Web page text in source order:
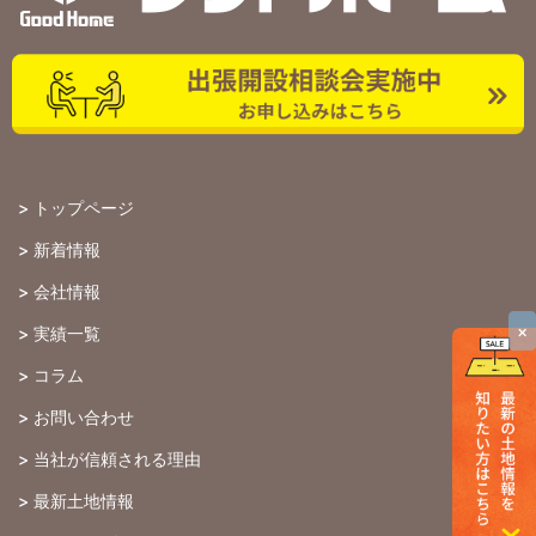
> トップページ
> 新着情報
> 会社情報
> 実績一覧
> コラム
> お問い合わせ
> 当社が信頼される理由
> 最新土地情報
×